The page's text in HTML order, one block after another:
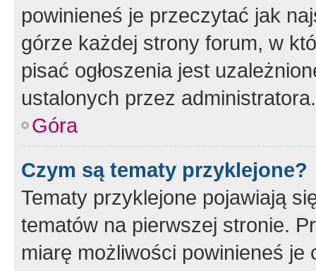
powinieneś je przeczytać jak
górze każdej strony forum, w
pisać ogłoszenia jest
ustalonych przez administratora.
Góra
Czym są tematy przyklejone?
Tematy przyklejone pojawiają
tematów na pierwszej stronie.
miarę możliwości powinieneś je